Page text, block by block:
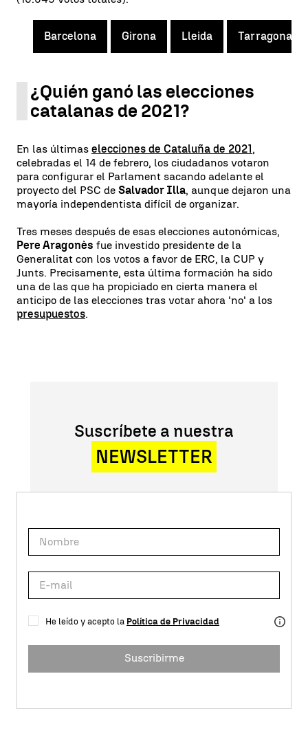
Barcelona Girona Lleida Tarragona
¿Quién ganó las elecciones
catalanas de 2021?
En las últimas elecciones de Cataluña de 2021,
celebradas el 14 de febrero, los ciudadanos votaron
para configurar el Parlament sacando adelante el
proyecto del PSC de Salvador Illa, aunque dejaron una
mayoría independentista difícil de organizar.
Tres meses después de esas elecciones autonómicas,
Pere Aragonès fue investido presidente de la
Generalitat con los votos a favor de ERC, la CUP y
Junts. Precisamente, esta última formación ha sido
una de las que ha propiciado en cierta manera el
anticipo de las elecciones tras votar ahora 'no' a los
presupuestos.
Suscríbete a nuestra
NEWSLETTER
He leído y acepto la Política de Privacidad
Suscribirme